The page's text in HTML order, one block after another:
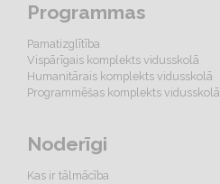
Programmas
Pamatizglītība
Vispārīgais komplekts vidusskolā
Humanitārais komplekts vidusskolā
Programmēšas komplekts vidusskolā
Noderīgi
Kas ir tālmācība